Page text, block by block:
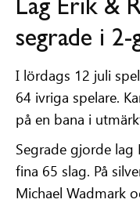
Lag Erik &
segrade i
I lördags 12 juli
64 ivriga spelare.
på en bana i
Segrade gjorde
fina 65 slag. På
Michael Wadmark